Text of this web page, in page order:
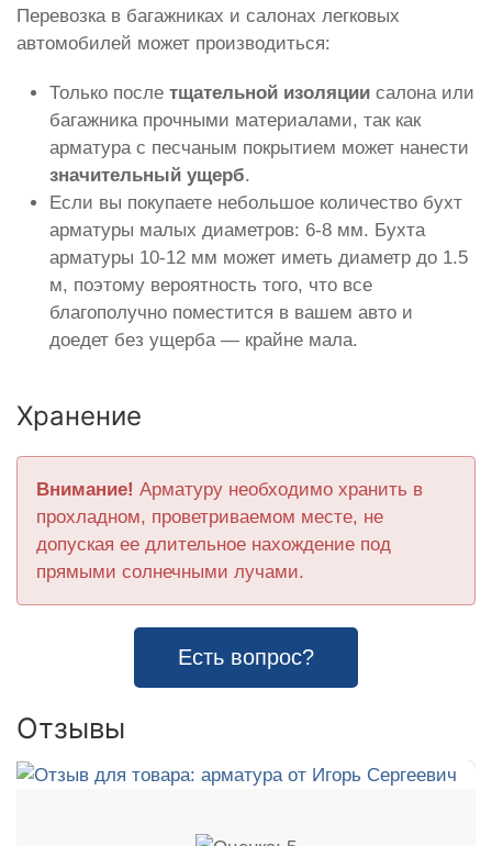
Перевозка в багажниках и салонах легковых
автомобилей может производиться:
Только после тщательной изоляции салона или
багажника прочными материалами, так как
арматура с песчаным покрытием может нанести
значительный ущерб.
Если вы покупаете небольшое количество бухт
арматуры малых диаметров: 6-8 мм. Бухта
арматуры 10-12 мм может иметь диаметр до 1.5
м, поэтому вероятность того, что все
благополучно поместится в вашем авто и
доедет без ущерба — крайне мала.
Хранение
Внимание! Арматуру необходимо хранить в
прохладном, проветриваемом месте, не
допуская ее длительное нахождение под
прямыми солнечными лучами.
Есть вопрос?
Отзывы